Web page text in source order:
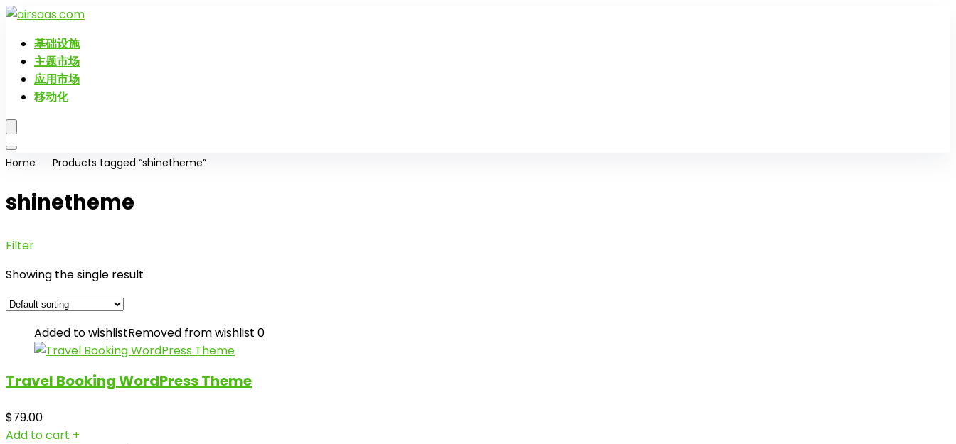
基础设施
主题市场
应用市场
移动化
Home Products tagged “shinetheme”
shinetheme
Filter
Showing the single result
Added to wishlistRemoved from wishlist 0
Travel Booking WordPress Theme
$79.00
Add to cart +